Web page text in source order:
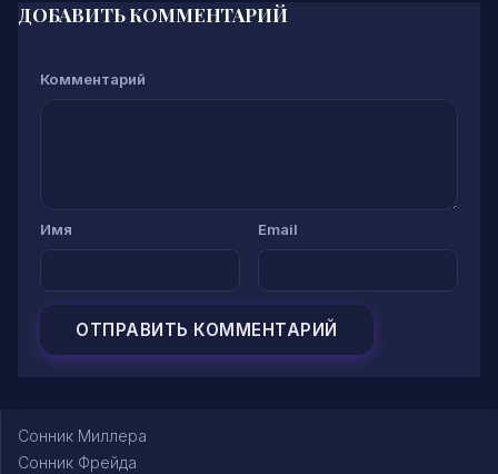
ДОБАВИТЬ КОММЕНТАРИЙ
Комментарий
Имя Email
Сонник Миллера
Сонник Фрейда